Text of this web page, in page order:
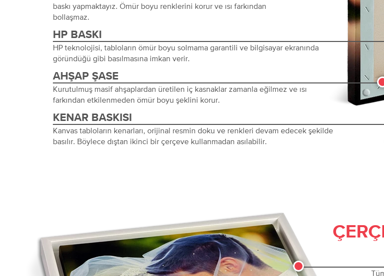
baskı yapmaktayız. Ömür boyu renklerini korur ve ısı farkından
bollaşmaz.
HP BASKI
HP teknolojisi, tabloların ömür boyu solmama garantili ve bilgisayar ekranında
göründüğü gibi basılmasına imkan verir.
AHŞAP ŞASE
Kurutulmuş masif ahşaplardan üretilen iç kasnaklar zamanla eğilmez ve ısı
farkından etkilenmeden ömür boyu şeklini korur.
KENAR BASKISI
Kanvas tabloların kenarları, orijinal resmin doku ve renkleri devam edecek şekilde
basılır. Böylece dıştan ikinci bir çerçeve kullanmadan asılabilir.